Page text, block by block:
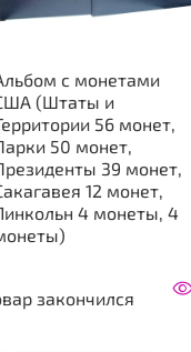
с монетами
(Штаты и
56 монет,
50 монет,
39 монет,
12 монет,
4 монеты, 4
закончился